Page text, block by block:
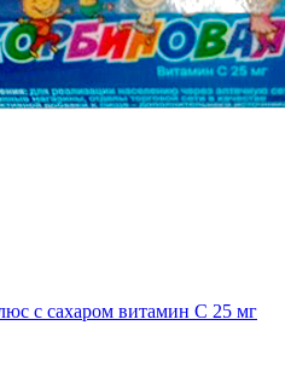
с сахаром витамин С 25 мг